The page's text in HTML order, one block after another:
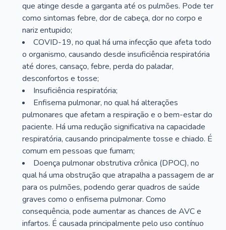
que atinge desde a garganta até os pulmões. Pode ter
como sintomas febre, dor de cabeça, dor no corpo e
nariz entupido;
COVID-19, no qual há uma infecção que afeta todo
o organismo, causando desde insuficiência respiratória
até dores, cansaço, febre, perda do paladar,
desconfortos e tosse;
Insuficiência respiratória;
Enfisema pulmonar, no qual há alterações
pulmonares que afetam a respiração e o bem-estar do
paciente. Há uma redução significativa na capacidade
respiratória, causando principalmente tosse e chiado. É
comum em pessoas que fumam;
Doença pulmonar obstrutiva crônica (DPOC), no
qual há uma obstrução que atrapalha a passagem de ar
para os pulmões, podendo gerar quadros de saúde
graves como o enfisema pulmonar. Como
consequência, pode aumentar as chances de AVC e
infartos. É causada principalmente pelo uso contínuo